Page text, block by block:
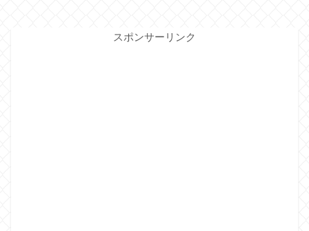
スポンサーリンク